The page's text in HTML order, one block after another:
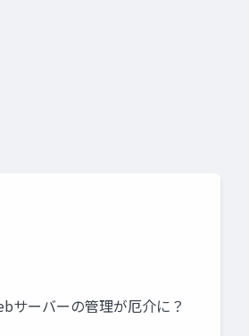
サーバーの管理が厄介に？